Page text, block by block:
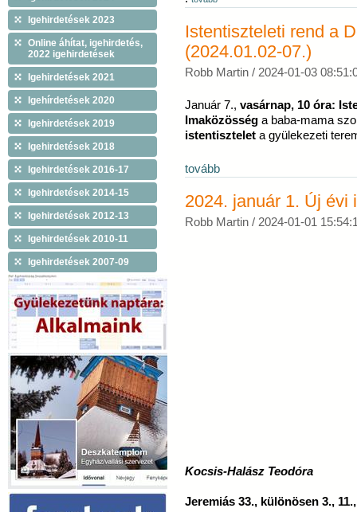
Igehirdetések 2023
Online áhítat, igehirdetés,
2022 igehirdetések
Igehirdetések 2021
Igehírdetések 2020
Igehirdetések 2019
Igehirdetések 2018
Igehirdetések 2016-17
Igehirdetések 2014-15
Igehirdetések 2012-13
Igehirdetések 2010-11
Igehirdetések 2007-09
Istentiszteleti rend a
(2024.01.02-07.)
Robb Martin / 2024-01-03
Január 7., vasárnap, 10 óra:
Imaközösség a baba-mama
istentisztelet a gyülekezeti
tovább
2024. január 1. Új évi
Robb Martin / 2024-01-01
Kocsis-Halász Teodóra
Jeremiás 33., különösen 3.,